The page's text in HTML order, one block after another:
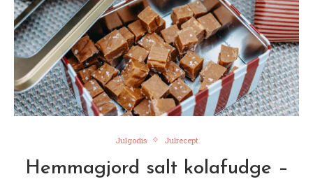
Julgodis Julrecept
Hemmagjord salt kolafudge –